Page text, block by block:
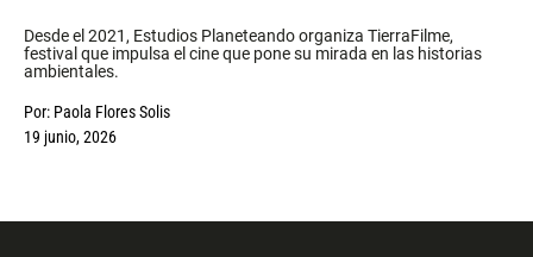
Desde el 2021, Estudios Planeteando organiza TierraFilme,
festival que impulsa el cine que pone su mirada en las historias
ambientales.
Por: Paola Flores Solis
19 junio, 2026